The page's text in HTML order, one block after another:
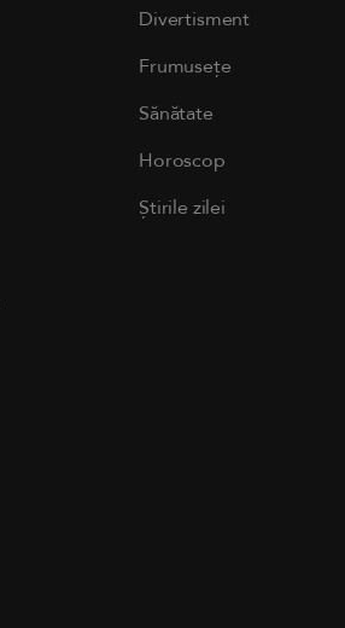
Divertisment
Frumusețe
Sănătate
Horoscop
Știrile zilei